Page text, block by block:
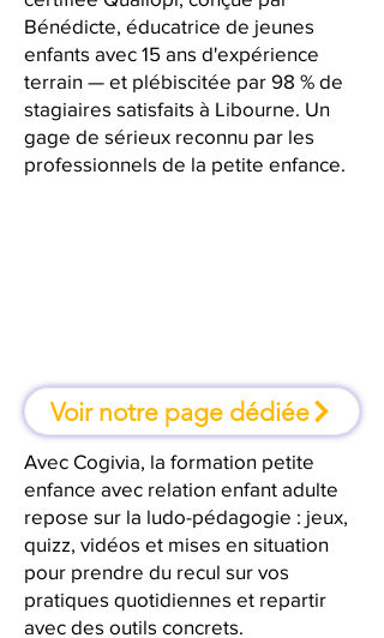
Bénédicte, éducatrice de jeunes
enfants avec 15 ans d'expérience
terrain — et plébiscitée par 98 % de
stagiaires satisfaits à Libourne. Un
gage de sérieux reconnu par les
professionnels de la petite enfance.
Voir notre page dédiée
Avec Cogivia, la formation petite
enfance avec relation enfant adulte
repose sur la ludo-pédagogie : jeux,
quizz, vidéos et mises en situation
pour prendre du recul sur vos
pratiques quotidiennes et repartir
avec des outils concrets.